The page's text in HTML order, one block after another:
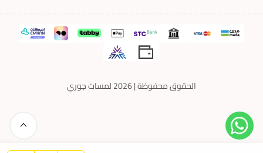
الحقوق محفوظة | 2026 لمسات جوري